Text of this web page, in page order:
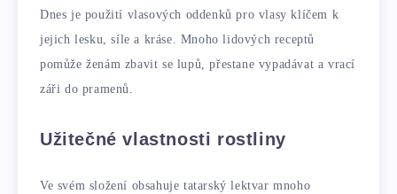
Dnes je použití vlasových oddenků pro vlasy klíčem k
jejich lesku, síle a kráse. Mnoho lidových receptů
pomůže ženám zbavit se lupů, přestane vypadávat a vrací
záři do pramenů.
Užitečné vlastnosti rostliny
Ve svém složení obsahuje tatarský lektvar mnoho